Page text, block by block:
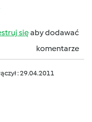
sięaby dodawać
komentarze
: 29.04.2011